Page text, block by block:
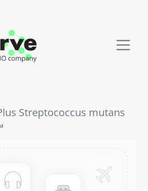
Streptococcus mutans